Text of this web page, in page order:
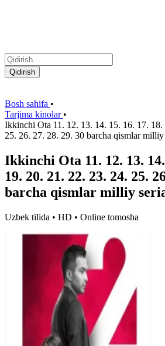
Qidirish
Bosh sahifa •
Tarjima kinolar •
Ikkinchi Ota 11. 12. 13. 14. 15. 16. 17.
25. 26. 27. 28. 29. 30 barcha qismlar milliy
Ikkinchi Ota 11. 12. 13.
19. 20. 21. 22. 23. 24. 25.
barcha qismlar milliy
Uzbek tilida • HD • Online tomosha